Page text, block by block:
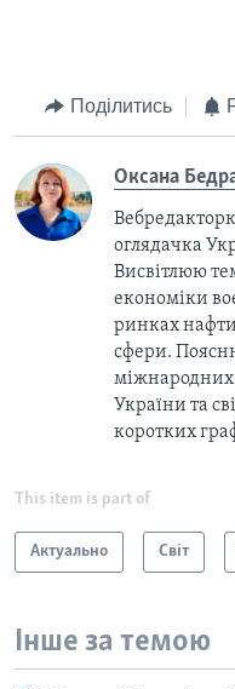
Поділитись
Оксана
оглядачка
Висвітлюю
економіки
ринках нафти
сфери.
України та
коротких
This item is part of
Актуально Світ
Інше за темою